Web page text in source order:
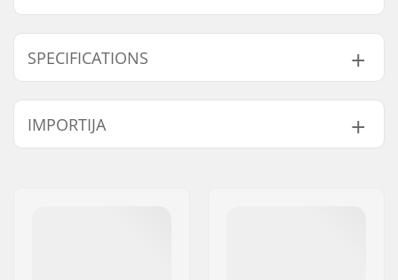
SPECIFICATIONS
Ratta läbimõõt:
53mm
Ratta kõvadus:
Ratta materjal:
PU casted, SHR
IMPORTIJA